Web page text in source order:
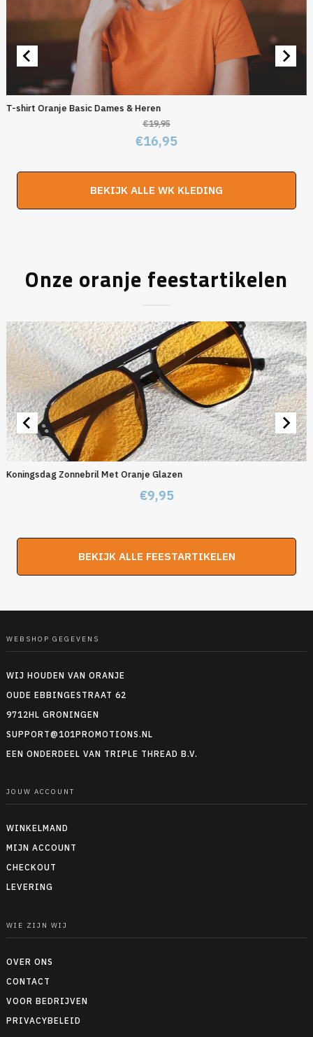
T-shirt Oranje Basic Dames & Heren
€19,95
Oorspronkelijke
€16,95Huidige
BEKIJK ALLE WK KLEDING
Onze oranje feestartikelen
Koningsdag Zonnebril Met Oranje Glazen
€9,95
BEKIJK ALLE FEESTARTIKELEN
WEBSHOP GEGEVENS
WIJ HOUDEN VAN ORANJE
OUDE EBBINGESTRAAT 62
9712HL GRONINGEN
SUPPORT@101PROMOTIONS.NL
EEN ONDERDEEL VAN TRIPLE THREAD B.V.
JOUW ACCOUNT
WINKELMAND
MIJN ACCOUNT
CHECKOUT
LEVERING
WIE ZIJN WIJ
OVER ONS
CONTACT
VOOR BEDRIJVEN
PRIVACYBELEID